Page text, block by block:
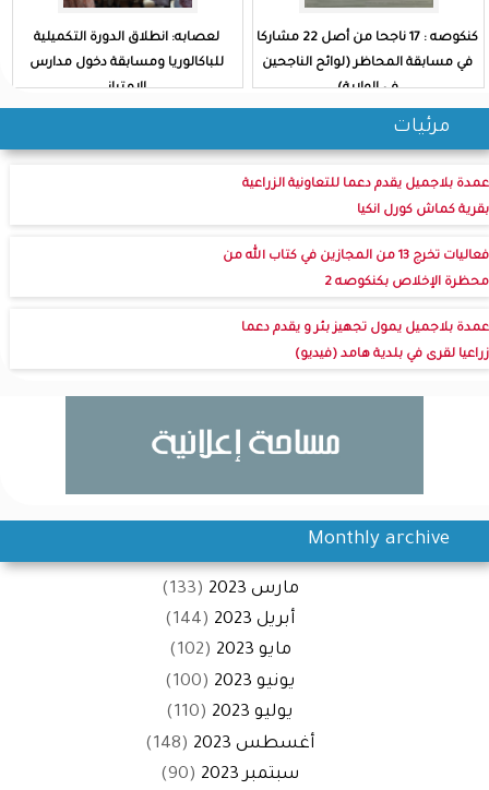
كنكوصه : 17 ناجحا من أصل 22 مشاركا
في مسابقة المحاظر (لوائح الناجحين
في الولاية)
لعصابه: انطلاق الدورة التكميلية
للباكالوريا ومسابقة دخول مدارس
الامتياز
مرئيات
عمدة بلاجميل يقدم دعما للتعاونية الزراعية
بقرية كماش كورل انكيا
فعاليات تخرج 13 من المجازين في كتاب الله من
محظرة الإخلاص بكنكوصه 2
عمدة بلاجميل يمول تجهيز بئر و يقدم دعما
زراعيا لقرى في بلدية هامد (فيديو)
Monthly archive
مارس 2023
(133)
أبريل 2023
(144)
مايو 2023
(102)
يونيو 2023
(100)
يوليو 2023
(110)
أغسطس 2023
(148)
سبتمبر 2023
(90)